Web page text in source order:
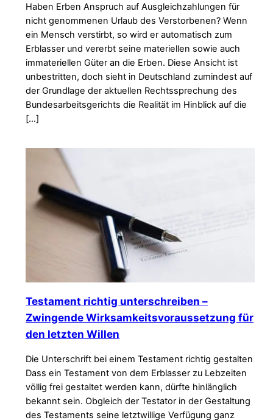
Haben Erben Anspruch auf Ausgleichzahlungen für
nicht genommenen Urlaub des Verstorbenen? Wenn
ein Mensch verstirbt, so wird er automatisch zum
Erblasser und vererbt seine materiellen sowie auch
immateriellen Güter an die Erben. Diese Ansicht ist
unbestritten, doch sieht in Deutschland zumindest auf
der Grundlage der aktuellen Rechtssprechung des
Bundesarbeitsgerichts die Realität im Hinblick auf die
[…]
Testament richtig unterschreiben –
Zwingende Wirksamkeitsvoraussetzung für
den letzten Willen
Die Unterschrift bei einem Testament richtig gestalten
Dass ein Testament von dem Erblasser zu Lebzeiten
völlig frei gestaltet werden kann, dürfte hinlänglich
bekannt sein. Obgleich der Testator in der Gestaltung
des Testaments seine letztwillige Verfügung ganz